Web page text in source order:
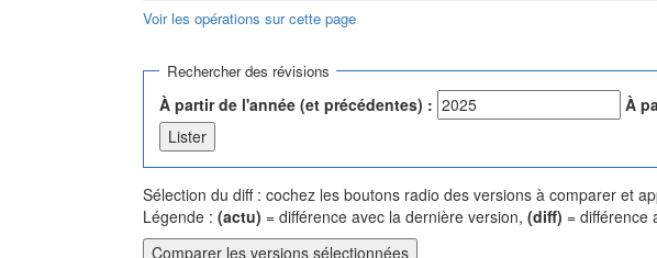
Voir les opérations sur cette page
Rechercher des révisions
À partir de l'année (et précédentes) : À
Sélection du diff : cochez les boutons radio des versions à comparer et
Légende : (actu) = différence avec la dernière version, (diff) = différence